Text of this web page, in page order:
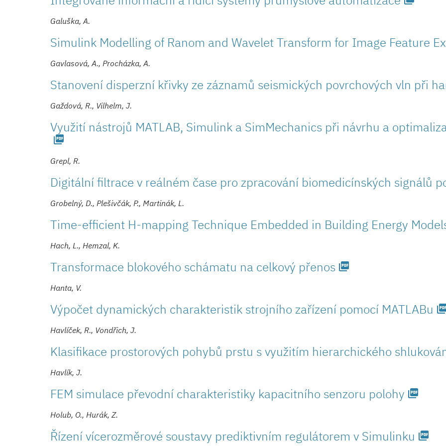
Galuška, A.
Simulink Modelling of Ranom and Wavelet Transform for Image Feature
Gavlasová, A., Procházka, A.
Stanovení disperzní křivky ze záznamů seismických povrchových vln při
Gaždová, R., Vilhelm, J.
Využití nástrojů MATLAB, Simulink a SimMechanics při návrhu a
picture_as_pdf
Grepl, R.
Digitální filtrace v reálném čase pro zpracování biomedicínských signálů
Grobelný, D., Plešivčák, P., Martinák, L.
Time-efficient H-mapping Technique Embedded in Building Energy
Hach, L., Hemzal, K.
Transformace blokového schámatu na celkový přenos picture_as_pdf
Hanta, V.
Výpočet dynamických charakteristik strojního zařízení pomocí MATLABu
Havlíček, R., Vondřich, J.
Klasifikace prostorových pohybů prstu s využitím hierarchického
Havlík, J.
FEM simulace převodní charakteristiky kapacitního senzoru polohy picture_as_pdf
Holub, O., Hurák, Z.
Řízení vícerozměrové soustavy prediktivním regulátorem v Simulinku picture_as_pdf